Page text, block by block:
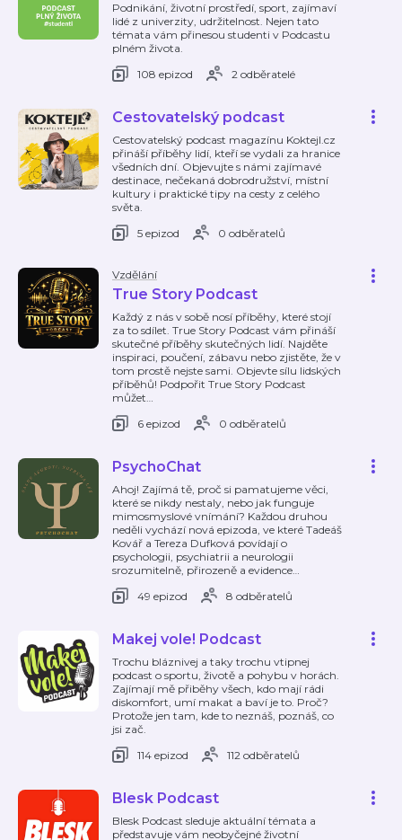
Podnikání, životní prostředí, sport, zajímaví
lidé z univerzity, udržitelnost. Nejen tato
témata vám přinesou studenti v Podcastu
plném života.
108 epizod
2 odběratelé
Cestovatelský podcast
Cestovatelský podcast magazínu Koktejl.cz
přináší příběhy lidí, kteří se vydali za hranice
všedních dní. Objevujte s námi zajímavé
destinace, nečekaná dobrodružství, místní
kultury i praktické tipy na cesty z celého
světa.
5 epizod
0 odběratelů
Vzdělání
True Story Podcast
Každý z nás v sobě nosí příběhy, které stojí
za to sdílet. True Story Podcast vám přináší
skutečné příběhy skutečných lidí. Najděte
inspiraci, poučení, zábavu nebo zjistěte, že v
tom prostě nejste sami. Objevte sílu lidských
příběhů! Podpořit True Story Podcast
můžet…
6 epizod
0 odběratelů
PsychoChat
Ahoj! Zajímá tě, proč si pamatujeme věci,
které se nikdy nestaly, nebo jak funguje
mimosmyslové vnímání? Každou druhou
neděli vychází nová epizoda, ve které Tadeáš
Kovář a Tereza Dufková povídají o
psychologii, psychiatrii a neurologii
srozumitelně, přirozeně a evidence…
49 epizod
8 odběratelů
Makej vole! Podcast
Trochu bláznivej a taky trochu vtipnej
podcast o sportu, životě a pohybu v horách.
Zajímají mě přiběhy všech, kdo mají rádi
diskomfort, umí makat a baví je to. Proč?
Protože jen tam, kde to neznáš, poznáš, co
jsi zač.
114 epizod
112 odběratelů
Blesk Podcast
Blesk Podcast sleduje aktuální témata a
představuje vám neobyčejné životní